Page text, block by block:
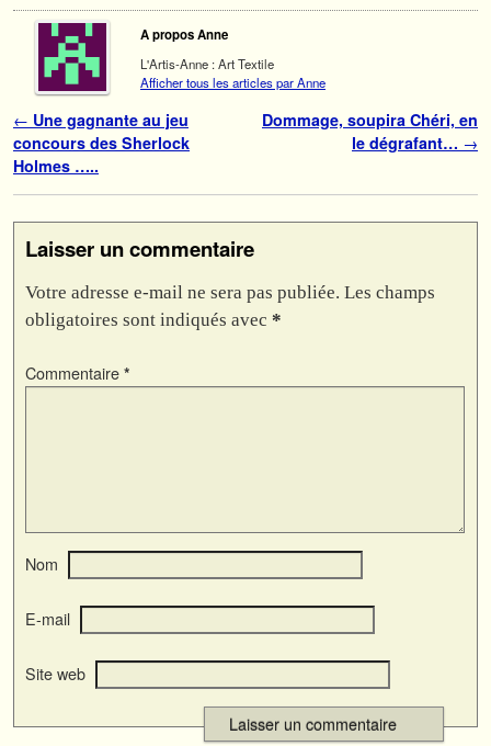
A propos Anne
L'Artis-Anne : Art Textile
Afficher tous les articles par Anne
Navigation des articles
← Une gagnante au jeu
concours des Sherlock
Holmes …..
Dommage, soupira Chéri, en
le dégrafant… →
Laisser un commentaire
Votre adresse e-mail ne sera pas publiée. Les champs
obligatoires sont indiqués avec *
Commentaire *
Nom
E-mail
Site web